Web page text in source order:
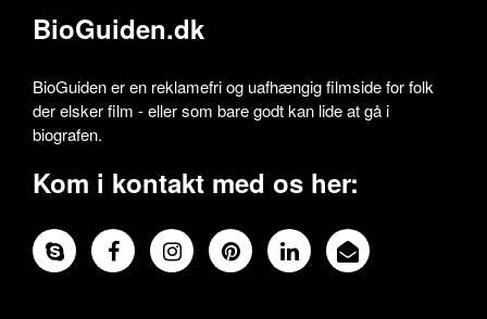
BioGuiden.dk
BioGuiden er en reklamefri og uafhængig filmside for folk
der elsker film - eller som bare godt kan lide at gå i
biografen.
Kom i kontakt med os her: